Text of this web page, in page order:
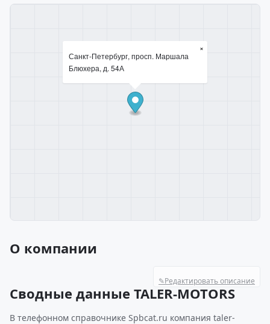
Санкт-Петербург, просп. Маршала
Блюхера, д. 54А
×
О компании
✎Редактировать описание
Сводные данные TALER-MOTORS
В телефонном справочнике Spbcat.ru компания taler-